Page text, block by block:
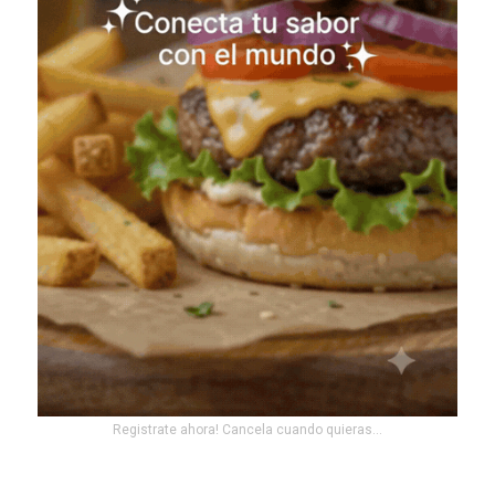
Registrate ahora! Cancela cuando quieras...